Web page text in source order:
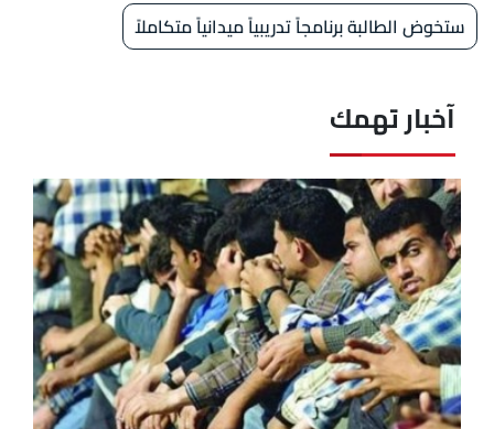
ستخوض الطالبة برنامجاً تدريبياً ميدانياً متكاملاً
آخبار تهمك